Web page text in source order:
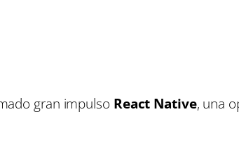
gran impulso React Native, una